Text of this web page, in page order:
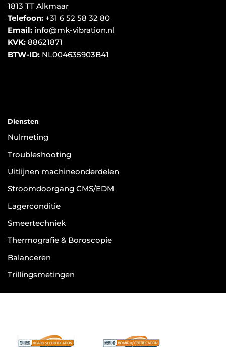
1813 TT Alkmaar
Telefoon: +31 6 52 58 32 80
Email: info@mk-vibration.nl
KVK: 88621871
BTW-ID: NL004635903B41
Diensten
Nulmeting
Troubleshooting
Uitlijnen machineonderdelen
Stroomdoorgang CMS/EDM
Lagerconditie
Smeertechniek
Thermografie & Boroscopie
Balanceren
Trillingsmetingen